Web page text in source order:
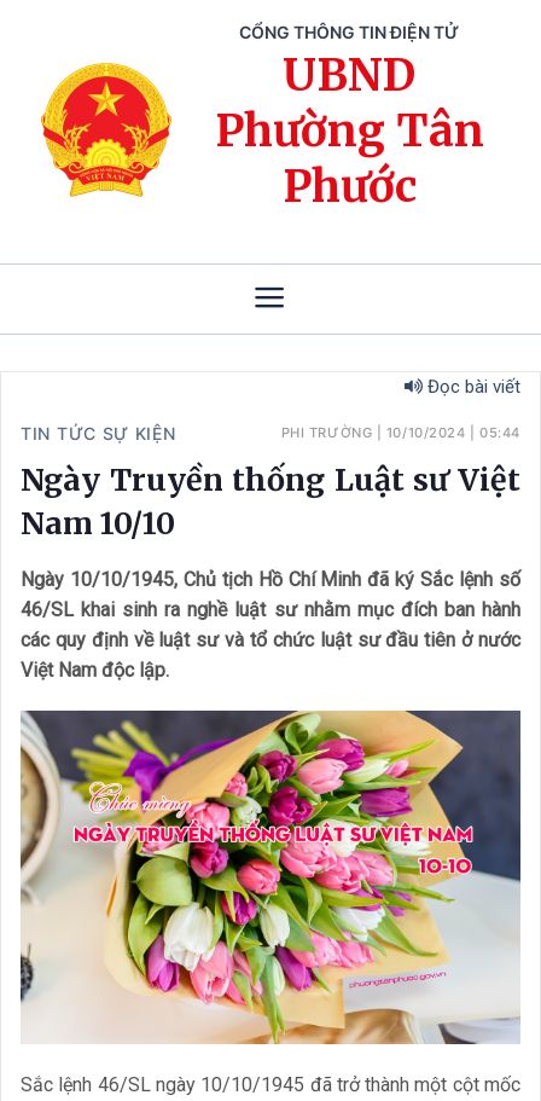
CỔNG THÔNG TIN ĐIỆN TỬ
UBND
Phường Tân
Phước
Đọc bài viết
TIN TỨC SỰ KIỆN PHI TRƯỜNG 10/10/2024 |05:44
Ngày Truyền thống Luật sư Việt
Nam 10/10
Ngày 10/10/1945, Chủ tịch Hồ Chí Minh đã ký Sắc lệnh số
46/SL khai sinh ra nghề luật sư nhằm mục đích ban hành
các quy định về luật sư và tổ chức luật sư đầu tiên ở nước
Việt Nam độc lập.
Sắc lệnh 46/SL ngày 10/10/1945 đã trở thành một cột mốc